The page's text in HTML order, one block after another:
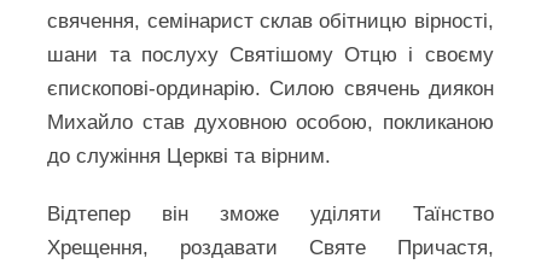
свячення, семінарист склав обітницю вірності,
шани та послуху Святішому Отцю і своєму
єпископові-ординарію. Силою свячень диякон
Михайло став духовною особою, покликаною
до служіння Церкві та вірним.
Відтепер він зможе уділяти Таїнство
Хрещення, роздавати Святе Причастя,